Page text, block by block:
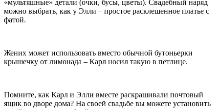
«мультяшные» детали (очки, бусы, цветы). Свадебный наряд
можно выбрать, как у Элли – простое расклешенное платье с
фатой.
Жених может использовать вместо обычной бутоньерки
крышечку от лимонада – Карл носил такую в петлице.
Помните, как Карл и Элли вместе раскрашивали почтовый
ящик во дворе дома? На своей свадьбе вы можете установить